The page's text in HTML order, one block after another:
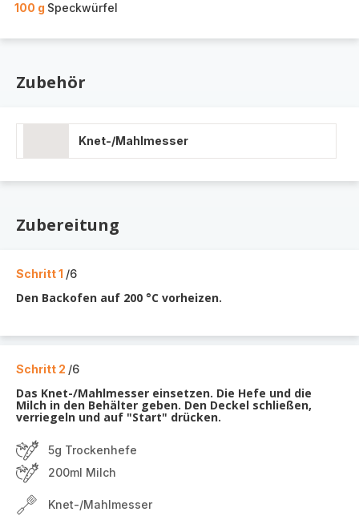
100 g Speckwürfel
Zubehör
Knet-/Mahlmesser
Zubereitung
Schritt 1 /6
Den Backofen auf 200 °C vorheizen.
Schritt 2 /6
Das Knet-/Mahlmesser einsetzen. Die Hefe und die
Milch in den Behälter geben. Den Deckel schließen,
verriegeln und auf "Start" drücken.
5g Trockenhefe
200ml Milch
Knet-/Mahlmesser